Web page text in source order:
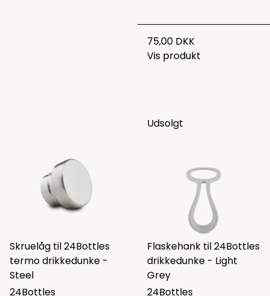
75,00 DKK
Vis produkt
Skruelåg til 24Bottles
termo drikkedunke -
Steel
24Bottles
Udsolgt
Flaskehank til 24Bottles
drikkedunke - Light
Grey
24Bottles